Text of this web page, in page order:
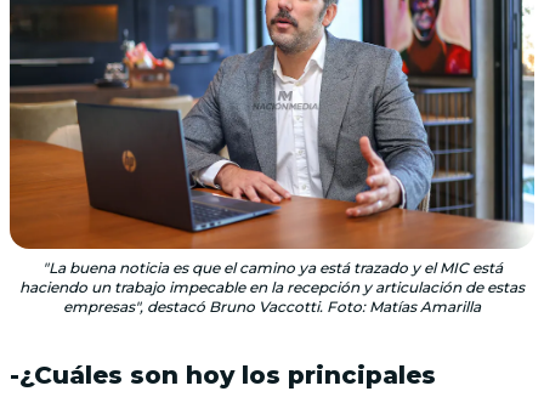
"La buena noticia es que el camino ya está trazado y el MIC está
haciendo un trabajo impecable en la recepción y articulación de estas
empresas", destacó Bruno Vaccotti. Foto: Matías Amarilla
-¿Cuáles son hoy los principales